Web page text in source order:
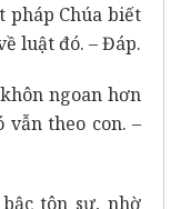
pháp Chúa biết
luật đó. – Đáp.
ngoan hơn
theo con. –
tôn sư, nhờ